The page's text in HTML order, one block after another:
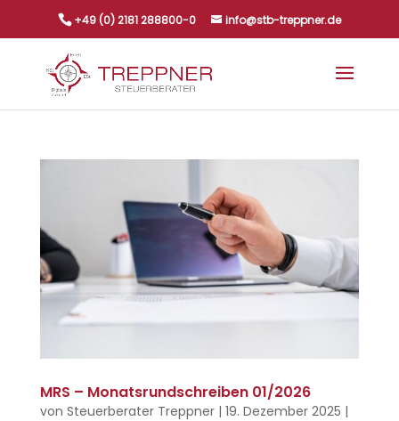
+49 (0) 2181 288800-0 info@stb-treppner.de
MRS – Monatsrundschreiben 01/2026
von Steuerberater Treppner| 19. Dezember 2025 |